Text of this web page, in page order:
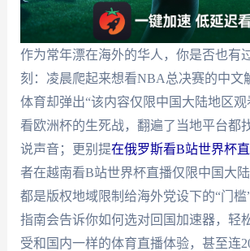
作为常年漂在海外的华人，你是否也有
刻：凌晨爬起来想看NBA总决赛的中文
体育却弹出“该内容仅限中国大陆地区观
看欧洲杯的生死战，翻遍了当地平台都
说声音；更别提在俄罗斯看B站世界杯
者在越南看B站世界杯直播仅限中国大
都是版权地域限制给海外党设下的“门槛
指南会告诉你如何选对回国加速器，轻
受和国内一样的体育直播体验，甚至连